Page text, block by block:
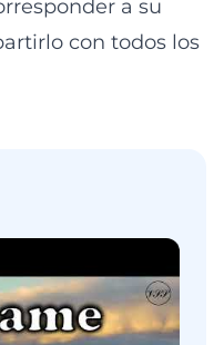
a su
con todos los